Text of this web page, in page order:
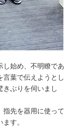
し始め、不明瞭であ
言葉で伝えようとし
きぶりを伺いまし
指先を器用に使って
す。